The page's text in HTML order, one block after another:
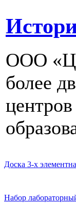
ООО
более
Доска 3-х
Набор